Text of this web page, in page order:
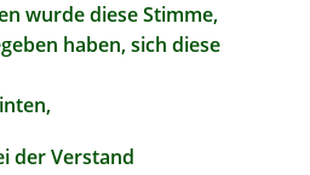
wurde diese Stimme,
haben, sich diese
der Verstand